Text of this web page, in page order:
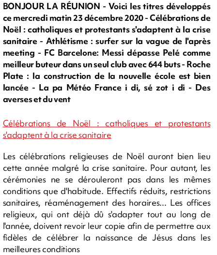
BONJOUR LA RÉUNION - Voici les titres développés
ce mercredi matin 23 décembre 2020 - Célébrations de
Noël : catholiques et protestants s'adaptent à la crise
sanitaire - Athlétisme : surfer sur la vague de l'après
meeting - FC Barcelone: Messi dépasse Pelé comme
meilleur buteur dans un seul club avec 644 buts - Roche
Plate : la construction de la nouvelle école est bien
lancée - La pa Météo France i di, sé zot i di - Des
averses et du vent
Célébrations de Noël : catholiques et protestants
s'adaptent à la crise sanitaire
Les célébrations religieuses de Noël auront bien lieu
cette année malgré la crise sanitaire. Pour autant, les
cérémonies ne se dérouleront pas dans les mêmes
conditions que d'habitude. Effectifs réduits, restrictions
sanitaires, réaménagement des horaires... Les offices
religieux, qui ont déjà dû s'adapter tout au long de
l'année, doivent revoir leur copie afin de permettre aux
fidèles de célébrer la naissance de Jésus dans les
meilleures conditions